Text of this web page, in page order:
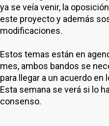
ya se veía venir, la
este proyecto y además
modificaciones.
Estos temas están en
mes, ambos bandos se
para llegar a un acuerdo
Esta semana se verá si lo
consenso.